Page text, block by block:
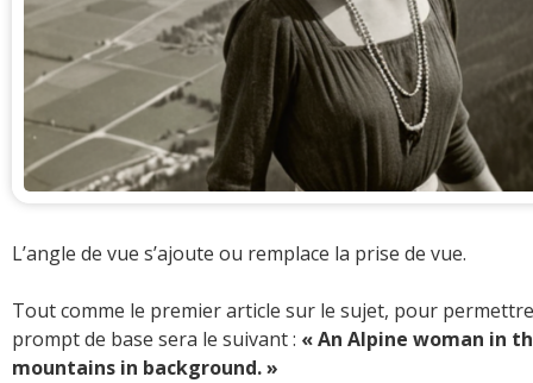
L’angle de vue s’ajoute ou remplace la prise de vue.
Tout comme le premier article sur le sujet, pour
prompt de base sera le suivant : « An Alpine woman in
mountains in background. »